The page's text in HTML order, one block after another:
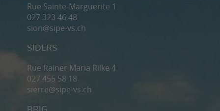
Rue Sainte-Marguerite 1
027 323 46 48
sion@sipe-vs.ch
SIDERS
Rue Rainer Maria Rilke 4
027 455 58 18
sierre@sipe-vs.ch
BRIG